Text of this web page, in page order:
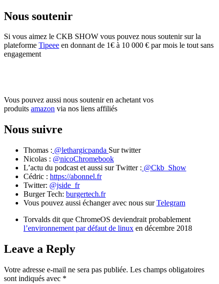
Nous soutenir
Si vous aimez le CKB SHOW vous pouvez nous soutenir sur la
plateforme Tipeee en donnant de 1€ à 10 000 € par mois le tout sans
engagement
Vous pouvez aussi nous soutenir en achetant vos
produits amazon via nos liens affiliés
Nous suivre
Thomas : @lethargicpanda Sur twitter
Nicolas : @nicoChromebook
L’actu du podcast et aussi sur Twitter : @Ckb_Show
Cédric : https://abonnel.fr
Twitter: @jside_fr
Burger Tech: burgertech.fr
Vous pouvez aussi échanger avec nous surTelegram
Torvalds dit que ChromeOS deviendrait probablement
l’environnement par défaut de linux en décembre 2018
Leave a Reply
Votre adresse e-mail ne sera pas publiée. Les champs obligatoires
sont indiqués avec *